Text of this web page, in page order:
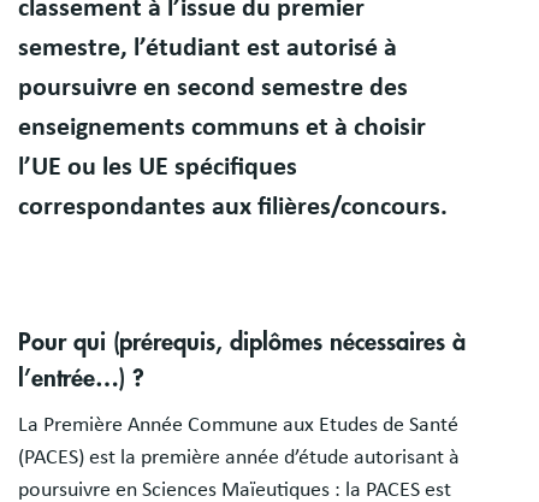
classement à l’issue du premier
semestre, l’étudiant est autorisé à
poursuivre en second semestre des
enseignements communs et à choisir
l’UE ou les UE spécifiques
correspondantes aux filières/concours.
Pour qui (prérequis, diplômes nécessaires à
l’entrée…) ?
La Première Année Commune aux Etudes de Santé
(PACES) est la première année d’étude autorisant à
poursuivre en Sciences Maïeutiques : la PACES est